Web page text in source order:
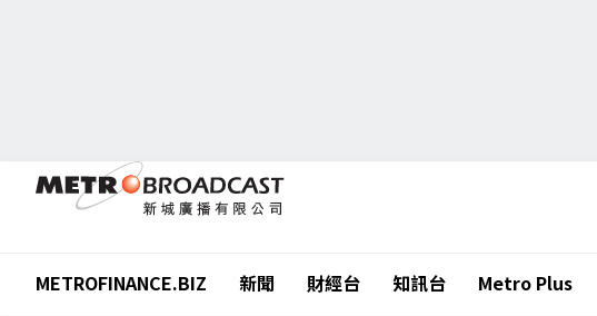
METROFINANCE.BIZ 新聞 財經台 知訊台 Metro Plus